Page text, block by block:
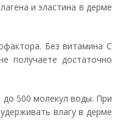
и эластина в дерме
Без витамина С
получаете достаточно
до 500 молекул воды. При
влагу в дерме